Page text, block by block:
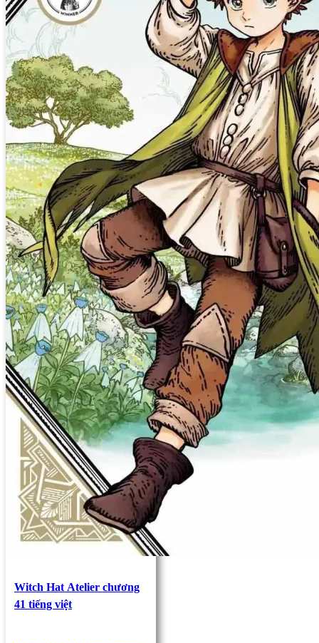
Witch Hat Atelier chương
41 tiếng việt